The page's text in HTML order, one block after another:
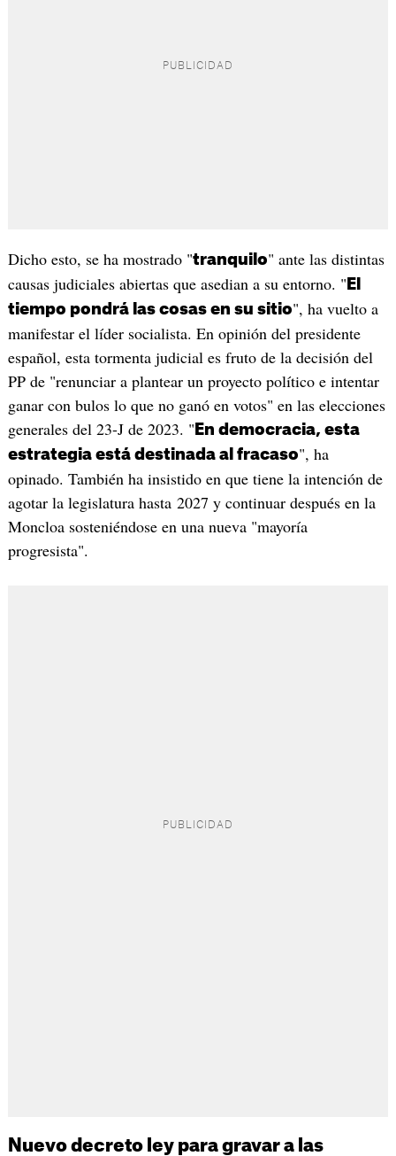
Dicho esto, se ha mostrado "tranquilo" ante las distintas
causas judiciales abiertas que asedian a su entorno. " El
tiempo pondrá las cosas en su sitio", ha vuelto a
manifestar el líder socialista. En opinión del presidente
español, esta tormenta judicial es fruto de la decisión del
PP de "renunciar a plantear un proyecto político e intentar
ganar con bulos lo que no ganó en votos" en las elecciones
generales del 23-J de 2023. " En democracia, esta
estrategia está destinada al fracaso", ha
opinado. También ha insistido en que tiene la intención de
agotar la legislatura hasta 2027 y continuar después en la
Moncloa sosteniéndose en una nueva "mayoría
progresista".
Nuevo decreto ley para gravar a las